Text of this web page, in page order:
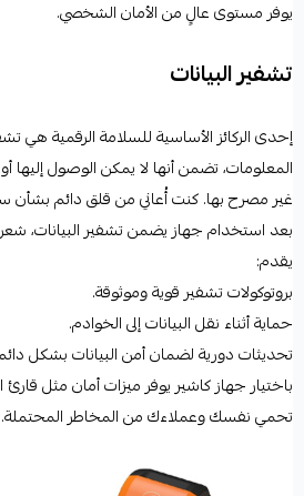
يوفر مستوى عالٍ من الأمان الشخصي.
تشفير البيانات
إحدى الركائز الأساسية للسلامة الرقمية هي
المعلومات، تضمن أنها لا يمكن الوصول
غير مصرح بها. كنت أُعاني من قلق دائم بشأن
بعد استخدام جهاز يضمن تشفير البيانات،
يقدم:
بروتوكولات تشفير قوية وموثوقة.
حماية أثناء نقل البيانات إلى الخوادم.
تحديثات دورية لضمان أمن البيانات بشكل
باختيار جهاز كاشير يوفر ميزات أمان مثل قارئ
تحمي نفسك وعملاءك من المخاطر المحتملة.